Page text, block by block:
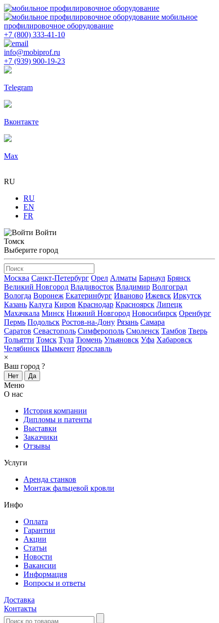
мобильное
профилировочное оборудование
+7 (800) 333-41-10
info@mobiprof.ru
+7 (939) 900-19-23
Telegram
Вконтакте
Max
RU
RU
EN
FR
Войти
Томск
Выберите город
Москва Санкт-Петербург Орел Алматы Барнаул Брянск
Великий Новгород Владивосток Владимир Волгоград
Вологда Воронеж Екатеринбург Иваново Ижевск Иркутск
Казань Калуга Киров Краснодар Красноярск Липецк
Махачкала Минск Нижний Новгород Новосибирск Оренбург
Пермь Подольск Ростов-на-Дону Рязань Самара
Саратов Севастополь Симферополь Смоленск Тамбов Тверь
Тольятти Томск Тула Тюмень Ульяновск Уфа Хабаровск
Челябинск Шымкент Ярославль
×
Ваш город ?
Нет Да
Меню
О нас
История компании
Дипломы и патенты
Выставки
Заказчики
Отзывы
Услуги
Аренда станков
Монтаж фальцевой кровли
Инфо
Оплата
Гарантии
Акции
Статьи
Новости
Вакансии
Информация
Вопросы и ответы
Доставка
Контакты